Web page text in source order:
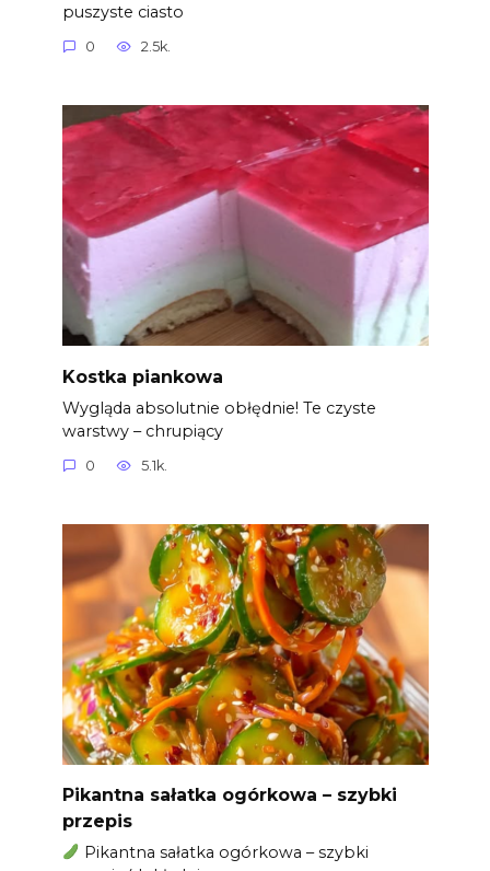
puszyste ciasto
0 2.5k.
Kostka piankowa
Wygląda absolutnie obłędnie! Te czyste
warstwy – chrupiący
0 5.1k.
Pikantna sałatka ogórkowa – szybki
przepis
Pikantna sałatka ogórkowa – szybki